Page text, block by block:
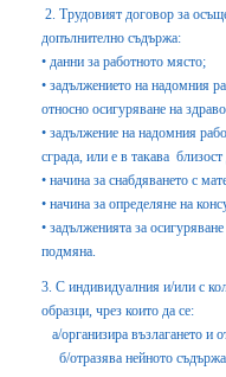
2. Трудовият договор за
допълнително съдържа:
• данни за работното място;
• задължението на надомния
относно осигуряване на
• задължение на надомния
сграда, или е в такава
• начина за снабдяването с
• начина за определяне на
• задълженията за
подмяна.
3. С индивидуалния и/или с
образци, чрез които да се:
а/организира възлагането и
б/отразява нейното